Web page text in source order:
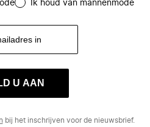
Ik houd van mannenmode
U AAN
bij het inschrijven voor de nieuwsbrief.